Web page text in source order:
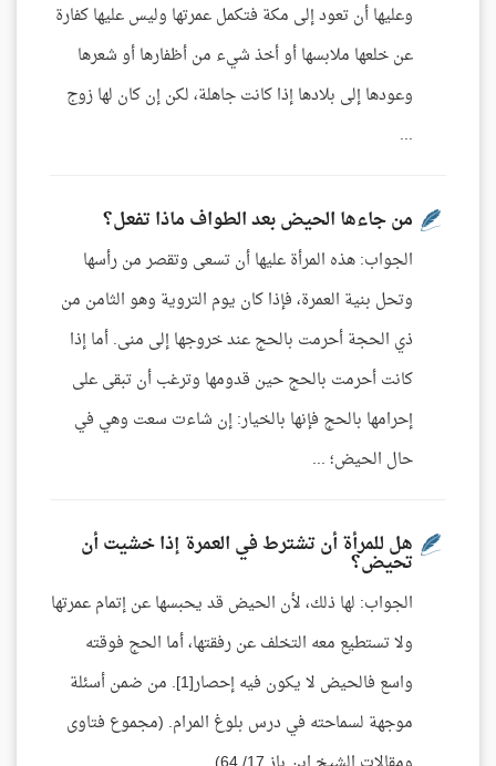
وعليها أن تعود إلى مكة فتكمل عمرتها وليس عليها كفارة
عن خلعها ملابسها أو أخذ شيء من أظفارها أو شعرها
وعودها إلى بلادها إذا كانت جاهلة، لكن إن كان لها زوج
...
من جاءها الحيض بعد الطواف ماذا تفعل؟
الجواب: هذه المرأة عليها أن تسعى وتقصر من رأسها
وتحل بنية العمرة، فإذا كان يوم التروية وهو الثامن من
ذي الحجة أحرمت بالحج عند خروجها إلى منى. أما إذا
كانت أحرمت بالحج حين قدومها وترغب أن تبقى على
إحرامها بالحج فإنها بالخيار: إن شاءت سعت وهي في
حال الحيض؛ ...
هل للمرأة أن تشترط في العمرة إذا خشيت أن
تحيض؟
الجواب: لها ذلك، لأن الحيض قد يحبسها عن إتمام عمرتها
ولا تستطيع معه التخلف عن رفقتها، أما الحج فوقته
واسع فالحيض لا يكون فيه إحصار[1]. من ضمن أسئلة
موجهة لسماحته في درس بلوغ المرام. (مجموع فتاوى